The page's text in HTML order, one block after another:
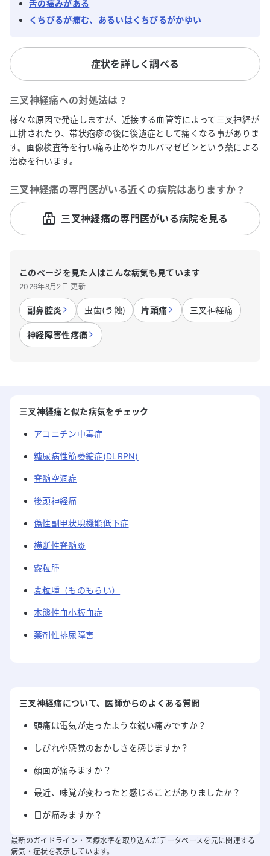
舌の痛みがある
くちびるが痛む、あるいはくちびるがかゆい
症状を詳しく調べる
三叉神経痛への対処法は？
様々な原因で発症しますが、近接する血管等によって三叉神経が
圧排されたり、帯状疱疹の後に後遺症として痛くなる事がありま
す。画像検査等を行い痛み止めやカルバマゼピンという薬による
治療を行います。
三叉神経痛の専門医がいる近くの病院はありますか？
三叉神経痛の専門医がいる病院を見る
このページを見た人はこんな病気も見ています
2026年8月2日 更新
副鼻腔炎 虫歯(う蝕) 片頭痛 三叉神経痛
神経障害性疼痛
三叉神経痛と似た病気をチェック
アコニチン中毒症
糖尿病性筋萎縮症(DLRPN)
脊髄空洞症
後頭神経痛
偽性副甲状腺機能低下症
横断性脊髄炎
霰粒腫
麦粒腫（ものもらい）
本態性血小板血症
薬剤性排尿障害
三叉神経痛について、医師からのよくある質問
頭痛は電気が走ったような鋭い痛みですか？
しびれや感覚のおかしさを感じますか？
顔面が痛みますか？
最近、味覚が変わったと感じることがありましたか？
目が痛みますか？
最新のガイドライン・医療水準を取り込んだデータベースを元に関連する
病気・症状を表示しています。